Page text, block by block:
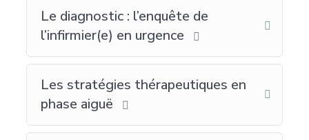
Le diagnostic : l’enquête de
l’infirmier(e) en urgence
Les stratégies thérapeutiques en
phase aiguë